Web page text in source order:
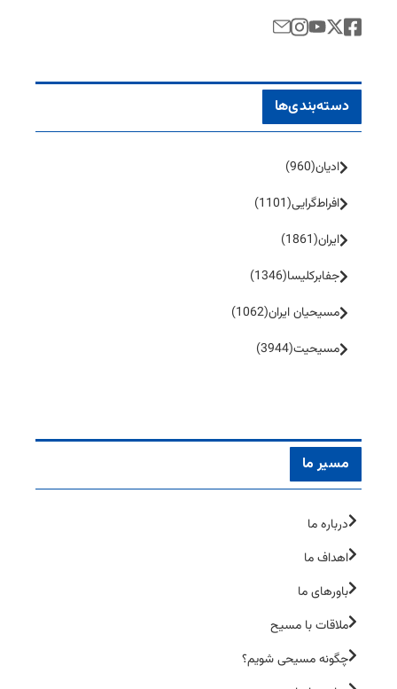
دسته‌بندی‌ها
ادیان(960)
افراط‌گرایی(1101)
ایران(1861)
جفا‌بر‌کلیسا(1346)
مسیحیان ایران(1062)
مسیحیت(3944)
مسیر ما
درباره ما
اهداف ما
باورهای ما
ملاقات با مسیح
چگونه مسیحی شویم؟